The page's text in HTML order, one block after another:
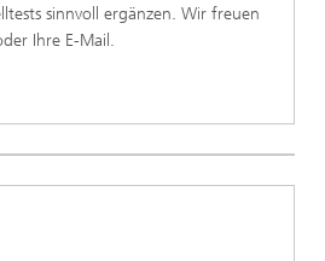
sinnvoll ergänzen. Wir freuen
Ihre E-Mail.